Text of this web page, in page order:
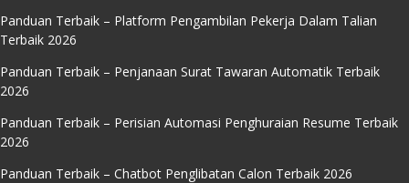
Panduan Terbaik – Platform Pengambilan Pekerja Dalam Talian
Terbaik 2026
Panduan Terbaik – Penjanaan Surat Tawaran Automatik Terbaik
2026
Panduan Terbaik – Perisian Automasi Penghuraian Resume Terbaik
2026
Panduan Terbaik – Chatbot Penglibatan Calon Terbaik 2026